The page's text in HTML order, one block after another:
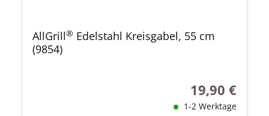
AllGrill® Edelstahl Kreisgabel, 55 cm
(9854)
Regulärer Preis:
19,90 €
1-2 Werktage